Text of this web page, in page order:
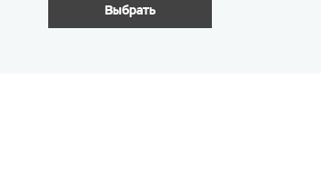
Выбрать